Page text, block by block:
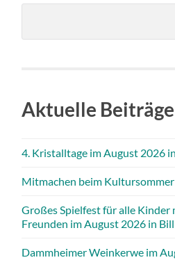
Aktuelle Beiträge
4. Kristalltage im August 2026
Mitmachen beim
Großes Spielfest für alle Kinder
Freunden im August 2026 in
Dammheimer Weinkerwe im